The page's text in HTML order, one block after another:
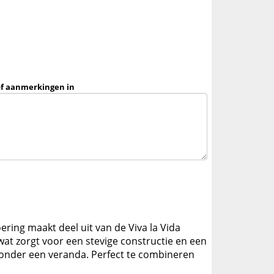
aanmerkingen in
maakt deel uit van de Viva la Vida
zorgt voor een stevige constructie en een
een veranda. Perfect te combineren